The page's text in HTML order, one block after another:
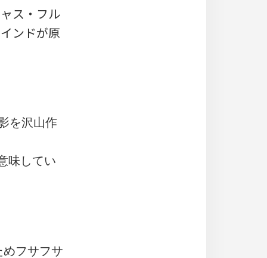
ス・フル
ンドが原
を沢山作
味してい
フサフサ